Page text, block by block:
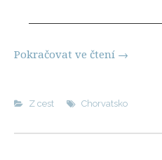
Pokračovat ve čtení →
Z cest Chorvatsko